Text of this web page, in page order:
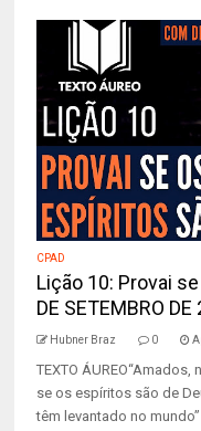
CPAD
Lição 10: Provai
DE SETEMBRO DE
Hubner Braz 0
TEXTO
se os espíritos são de
têm levantado no mundo”